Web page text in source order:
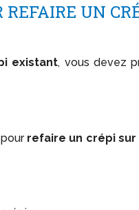
UN
existant, vous devez
refaire un crépi